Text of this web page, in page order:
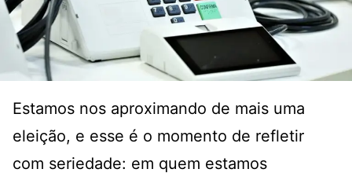
Estamos nos aproximando de mais uma
eleição, e esse é o momento de refletir
com seriedade: em quem estamos